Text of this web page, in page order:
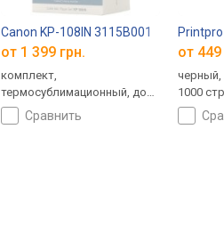
Canon KP-108IN 3115B001
от 1 399 грн.
комплект,
термосублимационный, до
108 страниц
сравнить
от 449
черный,
1000